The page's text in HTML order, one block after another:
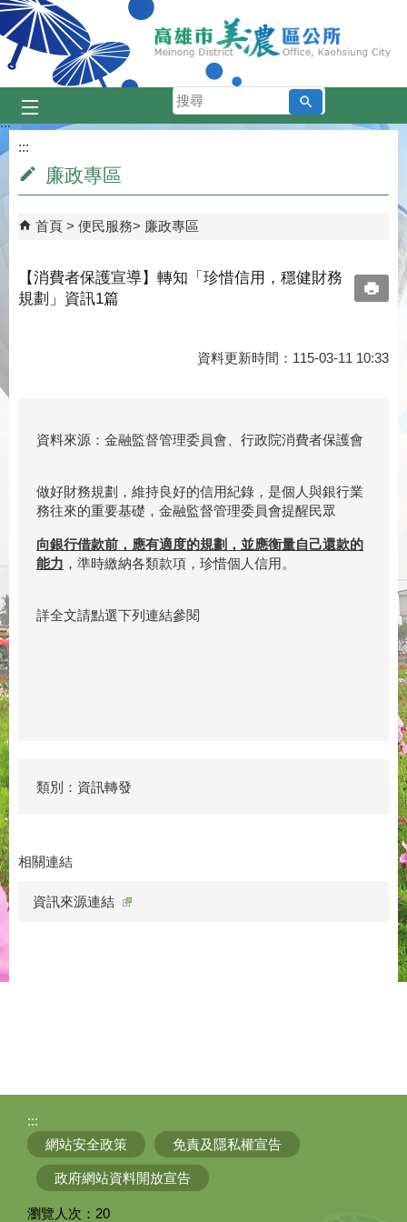
跳到主要內容區塊
搜
尋
:::
:::
廉政專區
首頁 便民服務 廉政專區
【消費者保護宣導】轉知「珍惜信用，穩健財務
規劃」資訊1篇
資料更新時間：115-03-11 10:33
資料來源：金融監督管理委員會、行政院消費者保護會
做好財務規劃，維持良好的信用紀錄，是個人與銀行業
務往來的重要基礎，金融監督管理委員會提醒民眾
向銀行借款前，應有適度的規劃，並應衡量自己還款的
能力 ，準時繳納各類款項，珍惜個人信用。
詳全文請點選下列連結參閱
類別：資訊轉發
相關連結
資訊來源連結
:::
網站安全政策
免責及隱私權宣告
政府網站資料開放宣告
瀏覽人次： 20